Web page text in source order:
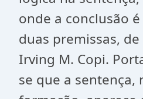
onde a conclusão
duas premissas,
Irving M. Copi.
se que a sentença,